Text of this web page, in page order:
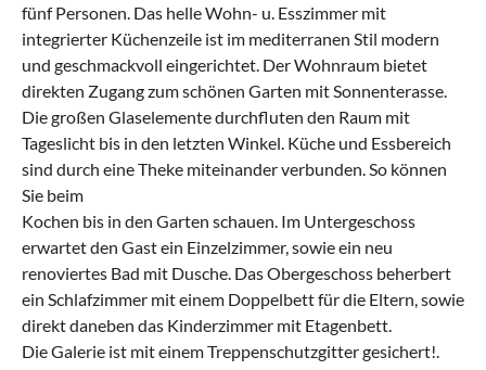
fünf Personen. Das helle Wohn- u. Esszimmer mit
integrierter Küchenzeile ist im mediterranen Stil modern
und geschmackvoll eingerichtet. Der Wohnraum bietet
direkten Zugang zum schönen Garten mit Sonnenterasse.
Die großen Glaselemente durchfluten den Raum mit
Tageslicht bis in den letzten Winkel. Küche und Essbereich
sind durch eine Theke miteinander verbunden. So können
Sie beim
Kochen bis in den Garten schauen. Im Untergeschoss
erwartet den Gast ein Einzelzimmer, sowie ein neu
renoviertes Bad mit Dusche. Das Obergeschoss beherbert
ein Schlafzimmer mit einem Doppelbett für die Eltern, sowie
direkt daneben das Kinderzimmer mit Etagenbett.
Die Galerie ist mit einem Treppenschutzgitter gesichert!.